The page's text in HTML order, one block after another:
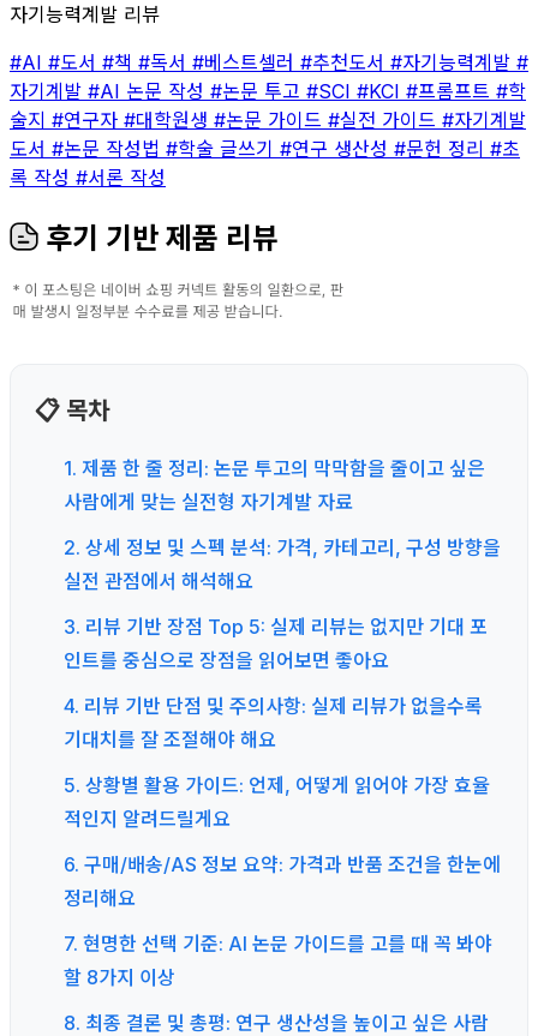
자기능력계발 리뷰
#AI #도서 #책 #독서 #베스트셀러 #추천도서 #자기능력계발 #
자기계발 #AI 논문 작성 #논문 투고 #SCI #KCI #프롬프트 #학
술지 #연구자 #대학원생 #논문 가이드 #실전 가이드 #자기계발
도서 #논문 작성법 #학술 글쓰기 #연구 생산성 #문헌 정리 #초
록 작성 #서론 작성
후기 기반 제품 리뷰
📋 목차
1. 제품 한 줄 정리: 논문 투고의 막막함을 줄이고 싶은
사람에게 맞는 실전형 자기계발 자료
2. 상세 정보 및 스펙 분석: 가격, 카테고리, 구성 방향을
실전 관점에서 해석해요
3. 리뷰 기반 장점 Top 5: 실제 리뷰는 없지만 기대 포
인트를 중심으로 장점을 읽어보면 좋아요
4. 리뷰 기반 단점 및 주의사항: 실제 리뷰가 없을수록
기대치를 잘 조절해야 해요
5. 상황별 활용 가이드: 언제, 어떻게 읽어야 가장 효율
적인지 알려드릴게요
6. 구매/배송/AS 정보 요약: 가격과 반품 조건을 한눈에
정리해요
7. 현명한 선택 기준: AI 논문 가이드를 고를 때 꼭 봐야
할 8가지 이상
8. 최종 결론 및 총평: 연구 생산성을 높이고 싶은 사람